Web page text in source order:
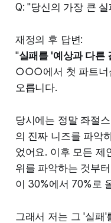
Q: "당신의 가장 큰
재정의 후 답변:
"실패를 '예상과 다른
○○○에서 첫 파트너
오릅니다.
당시에는 정말 좌절
의 진짜 니즈를 파악
었어요. 이후 모든 제
위를 파악하는 것부
이 30%에서 70%로
그래서 저는 그 '실패